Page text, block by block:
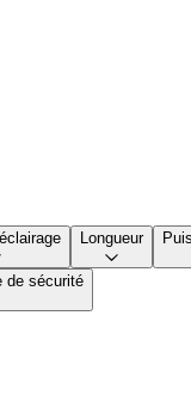
Longueur
de sécurité